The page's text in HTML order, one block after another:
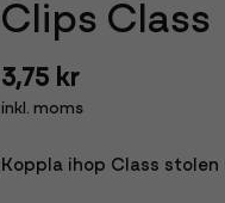
Clips Class
3,75 kr
inkl. moms
Koppla ihop Class